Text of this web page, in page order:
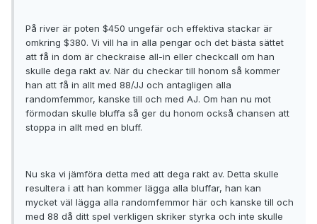
På river är poten $450 ungefär och effektiva stackar är
omkring $380. Vi vill ha in alla pengar och det bästa sättet
att få in dom är checkraise all-in eller checkcall om han
skulle dega rakt av. När du checkar till honom så kommer
han att få in allt med 88/JJ och antagligen alla
randomfemmor, kanske till och med AJ. Om han nu mot
förmodan skulle bluffa så ger du honom också chansen att
stoppa in allt med en bluff.
Nu ska vi jämföra detta med att dega rakt av. Detta skulle
resultera i att han kommer lägga alla bluffar, han kan
mycket väl lägga alla randomfemmor här och kanske till och
med 88 då ditt spel verkligen skriker styrka och inte skulle